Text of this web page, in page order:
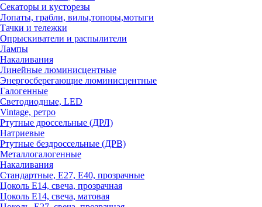
Секаторы и кусторезы
Лопаты, грабли, вилы,топоры,мотыги
Тачки и тележки
Опрыскиватели и распылители
Лампы
Накаливания
Линейные люминисцентные
Энергосберегающие люминисцентные
Галогенные
Светодиодные, LED
Vintage, ретро
Ртутные дроссельные (ДРЛ)
Натриевые
Ртутные бездроссельные (ДРВ)
Металлогалогенные
Накаливания
Стандартные, Е27, Е40, прозрачные
Цоколь Е14, свеча, прозрачная
Цоколь Е14, свеча, матовая